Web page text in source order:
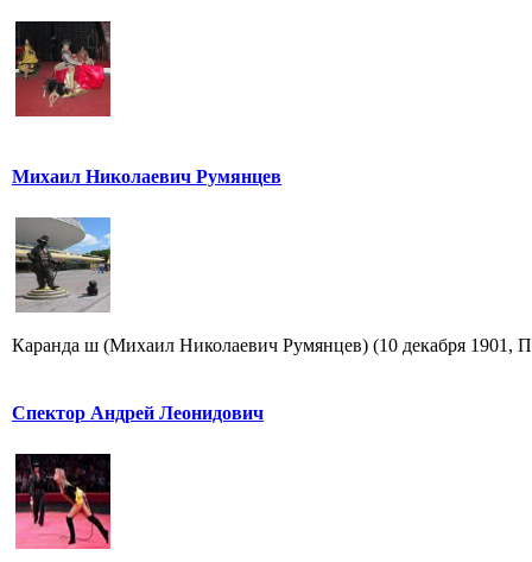
Михаил Николаевич Румянцев
Каранда ш (Михаил Николаевич Румянцев) (10 декабря 1901,
Спектор Андрей Леонидович